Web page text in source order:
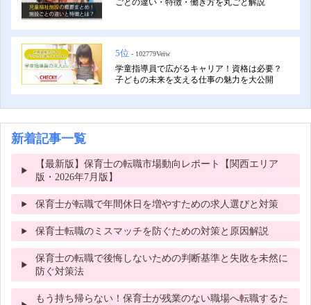
ごとの違い・特徴・働き方を丸ごと解説
5位 - 102779Veiw
学童指導員で広がるキャリア！資格は必要？
子どもの未来を支える仕事の魅力を大公開
新着記事一覧
【最新版】保育士の転職市場動向レポート【関西エリア
版・2026年7月版】
保育士が転職で年間休日を増やすための求人選びと対策
保育士転職のミスマッチを防ぐための対策と原因解説
保育士の転職で後悔しないための判断基準と失敗を未然に
防ぐ対策法
もう持ち帰らない！保育士が残業のない職場へ転職するた